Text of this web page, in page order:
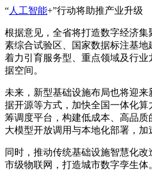
“人工智能+”行动将助推产业升级
根据意见，全省将打造数字经济
素综合试验区、国家数据标注基地
着力引育服务型、重点领域及行
据空间。
未来，新型基础设施布局也将迎
据开源等方式，加快全国一体化
筹调度平台，构建低成本、高品质
大模型开放调用与本地化部署，加
同时，推动传统基础设施智慧化
市级物联网，打造城市数字孪生体